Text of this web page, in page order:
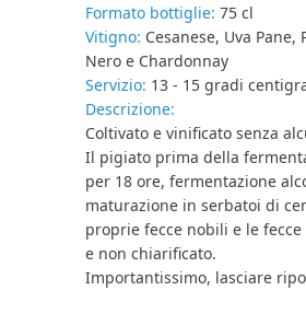
Formato bottiglie: 75 cl
Vitigno: Cesanese, Uva
Nero e Chardonnay
Servizio: 13 - 15 gradi
Descrizione:
Coltivato e vinificato senza
Il pigiato prima della
per 18 ore, fermentazione
maturazione in serbatoi di
proprie fecce nobili e le
e non chiarificato.
Importantissimo, lasciare